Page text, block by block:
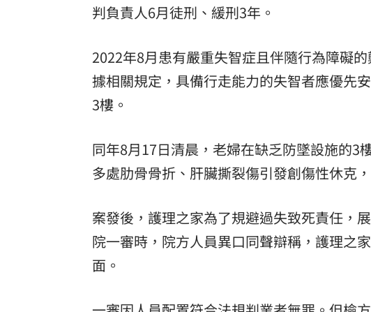
判負責人6月徒刑、緩刑3年。
2022年8月患有嚴重失智症且伴隨行為障礙
據相關規定，具備行走能力的失智者應優先
3樓。
同年8月17日清晨，老婦在缺乏防墜設施的3
多處肋骨骨折、肝臟撕裂傷引發創傷性休克
案發後，護理之家為了規避過失致死責任，
院一審時，院方人員異口同聲辯稱，護理之
面。